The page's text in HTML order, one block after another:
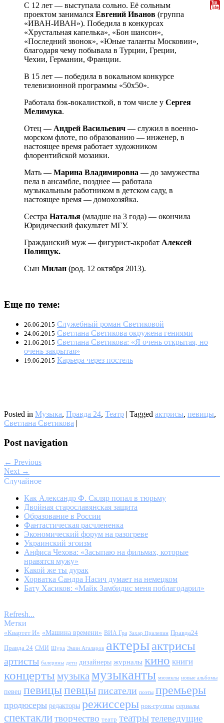
С 12 лет — выступала сольно. Её сольным
проектом занимался Евгений Иванов (группа
«ИВАН-ИВАН»). Победила в конкурсах
«Хрустальная капелька», «Бон шансон»,
«Последний звонок», «Юные таланты Московии»,
благодаря чему побывала в Турции, Греции,
Чехии, Германии, Франции.
В 15 лет — победила в вокальном конкурсе
телевизионной программы «50х50».
Работала бэк-вокалисткой, в том числе у Сергея
Мелимука.
Отец — Андрей Васильевич — служил в военно-
морском флоте, по образованию — инженер, в
настоящее время работает художником
флорентийской мозаики.
Мать — Марина Владимировна — до замужества
пела в ансамбле, позднее — работала
музыкальным работником в детском саду, в
настоящее время — домохозяйка.
Сестра Наталья (младше на 3 года) — окончила
Юридический факультет МГУ.
Гражданский муж — фигурист-акробат Алексей
Полищук.
Сын Милан (род. 12 октября 2013).
Еще по теме:
26.06.2015 Служебный роман Светиковой
24.06.2015 Светлана Светикова окружена гениями
21.06.2015 Светлана Светикова: «Я очень открытая, но
очень закрытая»
19.06.2015 Карьера через постель
Posted in Музыка, Правда 24, Театр | Tagged актрисы, певицы,
Светлана Светикова |
Post navigation
← Previous
Next →
Случайное
Как Александр Ф. Скляр попал в тюрьму
Двойная старославянская защита
Образование в России
Фантастическая расчлененка
Экономический форум на разогреве
Украинский эгоизм
Анфиса Чехова: «Засыпаю на фильмах, которые
нравятся мужу»
Какой же ты дурак
Хорватка Сандра Насич думает на немецком
Бату Хасиков: «Майк Замбидис меня поблагодарил»
Refresh...
Метки
«Квартет И» «Машина времени» ВИА Гра Захар Прилепин Правда24
Правда 24 СМИ Шура Эмин Агаларов актерыактрисы
артисты балерины дети дизайнеры журналы кино книги
концерты музыка музыканты мюзиклы новые альбомы
певец певицыпевцыписатели поэты премьеры
продюсеры редакторы режиссеры рок-группы сериалы
спектаклитворчество театр театрытелеведущие